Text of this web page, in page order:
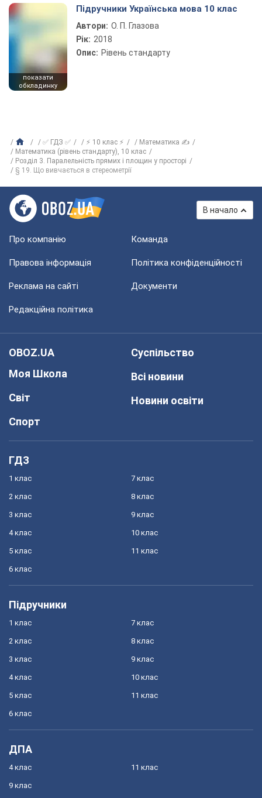
показати
обкладинку
Підручники Українська мова 10 клас
Автори: О. П. Глазова
Рік: 2018
Опис: Рівень стандарту
✅ ГДЗ ✅ ⚡ 10 клас ⚡
Математика ✍
Математика (рівень стандарту), 10 клас
Розділ 3. Паралельність прямих і площин у просторі
§ 19. Що вивчається в стереометрії
В начало
Про компанію Команда
Правова інформація Політика конфіденційності
Реклама на сайті Документи
Редакційна політика
OBOZ.UA
Моя Школа
Світ
Спорт
Суспільство
Всі новини
Новини освіти
ГДЗ
1 клас
2 клас
3 клас
4 клас
5 клас
6 клас
7 клас
8 клас
9 клас
10 клас
11 клас
Підручники
1 клас
2 клас
3 клас
4 клас
5 клас
6 клас
7 клас
8 клас
9 клас
10 клас
11 клас
ДПА
4 клас
9 клас
11 клас